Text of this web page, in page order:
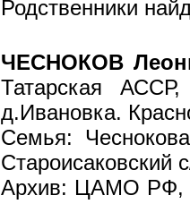
Родственники
ЧЕСНОКОВ
Татарская АССР,
д.Ивановка.
Семья:
Староисаковский
Архив: ЦАМО РФ,